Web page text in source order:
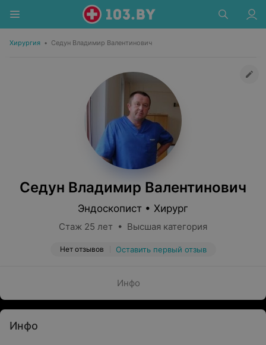
Хирургия • Седун Владимир Валентинович
Седун Владимир Валентинович
Эндоскопист • Хирург
Стаж 25 лет • Высшая категория
Нет отзывов Оставить первый отзыв
Инфо
Инфо